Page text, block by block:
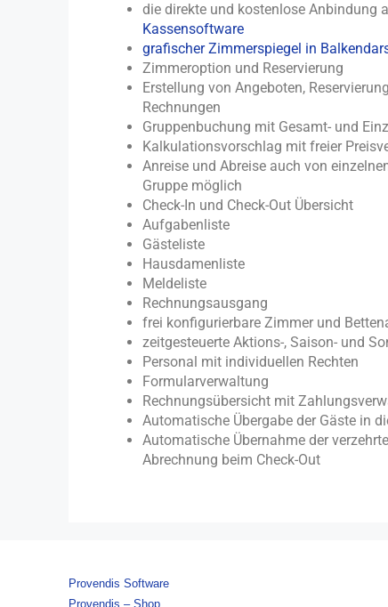
die direkte und kostenlose Anbindung
Kassensoftware
grafischer Zimmerspiegel in
Zimmeroption und Reservierung
Erstellung von Angeboten,
Rechnungen
Gruppenbuchung mit Gesamt- und
Kalkulationsvorschlag mit freier
Anreise und Abreise auch von
Gruppe möglich
Check-In und Check-Out Übersicht
Aufgabenliste
Gästeliste
Hausdamenliste
Meldeliste
Rechnungsausgang
frei konfigurierbare Zimmer und
zeitgesteuerte Aktions-, Saison- und
Personal mit individuellen Rechten
Formularverwaltung
Rechnungsübersicht mit
Automatische Übergabe der Gäste in
Automatische Übernahme der
Abrechnung beim Check-Out
Provendis Software
Provendis – Shop